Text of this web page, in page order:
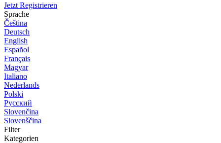
Jetzt Registrieren
Sprache
Čeština
Deutsch
English
Español
Français
Magyar
Italiano
Nederlands
Polski
Русский
Slovenčina
Slovenščina
Filter
Kategorien